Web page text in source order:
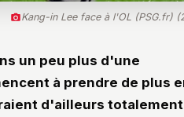
Kang-in Lee face à l'OL (PSG.fr)
un peu plus d'une
à prendre de plus
d'ailleurs totalement